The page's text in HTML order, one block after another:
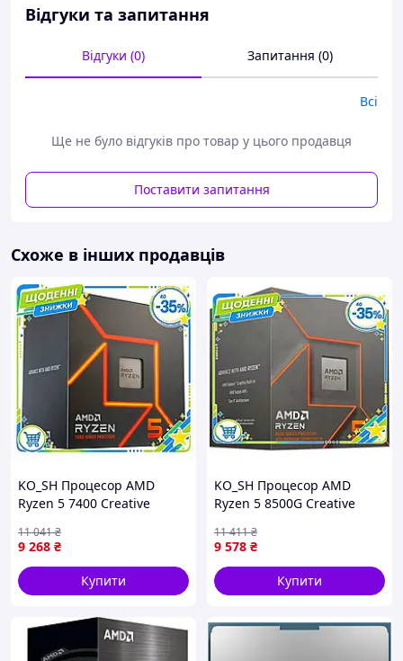
спілкуватися з друзями та близькими, розважатися та
графіки, яких ви звично чекаєте від процесорів Intel
Pentium. Призначений для настільної платформи Intel
рівня дорівнює 4 МБ. Має 2-канальний контролер
Відгуки та запитання
Відгуки (0) Запитання (0)
Всі
Ще не було відгуків про товар у цього продавця
Поставити запитання
Схоже в інших продавців
KO_SH Процесор AMD
Ryzen 5 7400 Creative
Turbo Boost 4,3 ГГц для
настільного ПК IK_6PRM
9 268 ₴
11 041₴
Купити
KO_SH Процесор AMD
Ryzen 5 8500G Creative
для ПК середнього рівня з
Radeon 740M IK_6PRM
9 578 ₴
11 411₴
Купити